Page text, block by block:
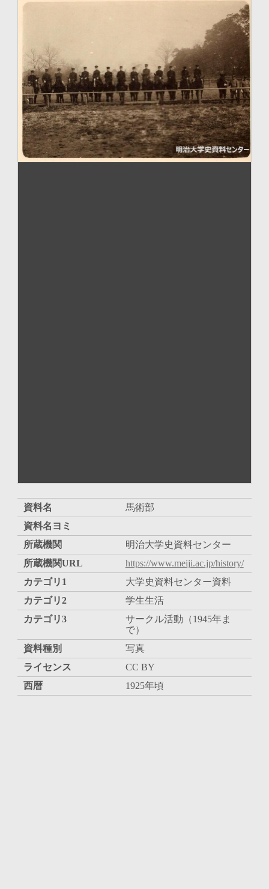
資料名
馬術部
資料名ヨミ
所蔵機関
明治大学史資料センター
所蔵機関URL
https://www.meiji.ac.jp/history/
カテゴリ1
大学史資料センター資料
カテゴリ2
学生生活
カテゴリ3
サークル活動（1945年ま
で）
資料種別
写真
ライセンス
CC BY
西暦
1925年頃